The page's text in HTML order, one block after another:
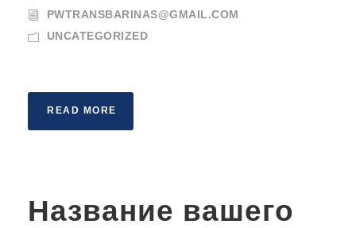
PWTRANSBARINAS@GMAIL.COM
UNCATEGORIZED
READ MORE
Название вашего